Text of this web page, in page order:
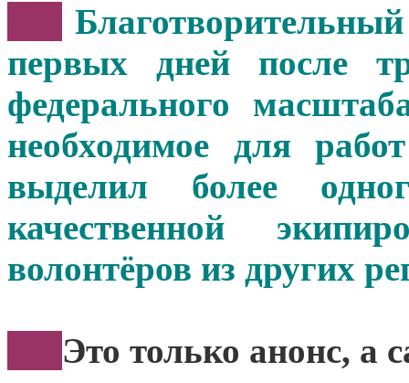
первых дней после
федерального
необходимое для
выделил более
качественной
волонтёров из других
Это только анонс, а